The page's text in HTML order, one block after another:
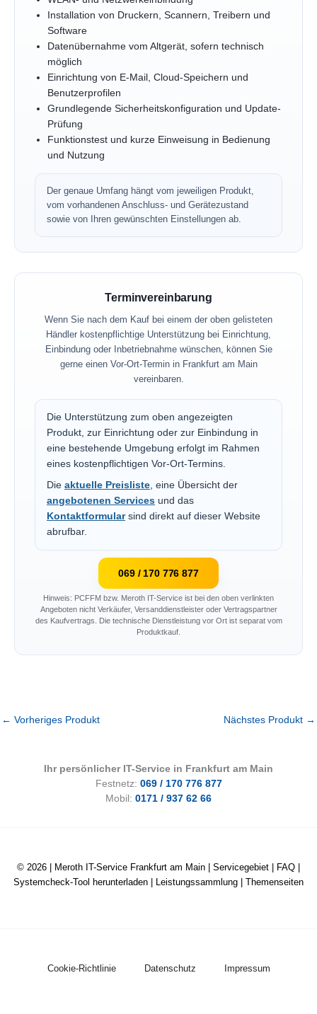
Installation von Druckern, Scannern, Treibern und
Software
Datenübernahme vom Altgerät, sofern technisch
möglich
Einrichtung von E-Mail, Cloud-Speichern und
Benutzerprofilen
Grundlegende Sicherheitskonfiguration und Update-
Prüfung
Funktionstest und kurze Einweisung in Bedienung
und Nutzung
Der genaue Umfang hängt vom jeweiligen Produkt,
vom vorhandenen Anschluss- und Gerätezustand
sowie von Ihren gewünschten Einstellungen ab.
Terminvereinbarung
Wenn Sie nach dem Kauf bei einem der oben gelisteten
Händler kostenpflichtige Unterstützung bei Einrichtung,
Einbindung oder Inbetriebnahme wünschen, können Sie
gerne einen Vor-Ort-Termin in Frankfurt am Main
vereinbaren.
Die Unterstützung zum oben angezeigten
Produkt, zur Einrichtung oder zur Einbindung in
eine bestehende Umgebung erfolgt im Rahmen
eines kostenpflichtigen Vor-Ort-Termins.
Die aktuelle Preisliste, eine Übersicht der
angebotenen Services und das
Kontaktformularsind direkt auf dieser Website
abrufbar.
069 / 170 776 877
Hinweis: PCFFM bzw. Meroth IT-Service ist bei den oben verlinkten
Angeboten nicht Verkäufer, Versanddienstleister oder Vertragspartner
des Kaufvertrags. Die technische Dienstleistung vor Ort ist separat vom
Produktkauf.
← Vorheriges Produkt Nächstes Produkt →
Ihr persönlicher IT-Service in Frankfurt am Main
Festnetz: 069 / 170 776 877
Mobil: 0171 / 937 62 66
© 2026 | Meroth IT-Service Frankfurt am Main Servicegebiet FAQ
Systemcheck-Tool herunterladen
Leistungssammlung Themenseiten
Cookie-Richtlinie Datenschutz Impressum